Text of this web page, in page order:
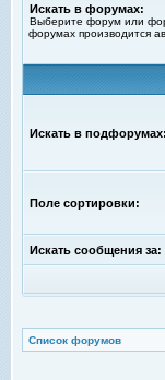
Искать в форумах:
Выберите форум или
форумах производится
Искать в подфорумах:
Поле сортировки:
Искать сообщения за:
Список форумов